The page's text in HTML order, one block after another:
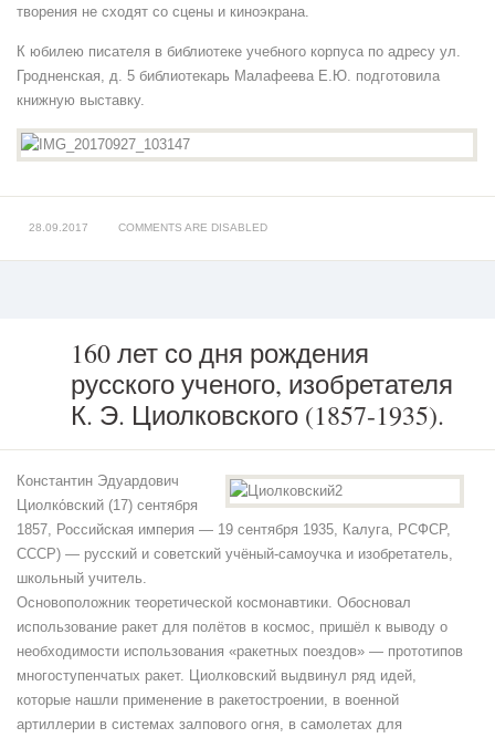
творения не сходят со сцены и киноэкрана.
К юбилею писателя в библиотеке учебного корпуса по адресу ул.
Гродненская, д. 5 библиотекарь Малафеева Е.Ю. подготовила
книжную выставку.
28.09.2017 COMMENTS ARE DISABLED
русского
ученого,
изобретателя
Циолковского
(1857-
1935).
160 лет со дня рождения
русского ученого, изобретателя
К. Э. Циолковского (1857-1935).
Константин Эдуардович
Циолко́вский (17) сентября
1857, Российская империя — 19 сентября 1935, Калуга, РСФСР,
СССР) — русский и советский учёный-самоучка и изобретатель,
школьный учитель.
Основоположник теоретической космонавтики. Обосновал
использование ракет для полётов в космос, пришёл к выводу о
необходимости использования «ракетных поездов» — прототипов
многоступенчатых ракет. Циолковский выдвинул ряд идей,
которые нашли применение в ракетостроении, в военной
артиллерии в системах залпового огня, в самолетах для